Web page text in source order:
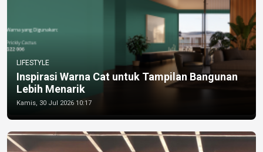
LIFESTYLE
Inspirasi Warna Cat untuk Tampilan Bangunan
Lebih Menarik
Kamis, 30 Jul 2026 10:17